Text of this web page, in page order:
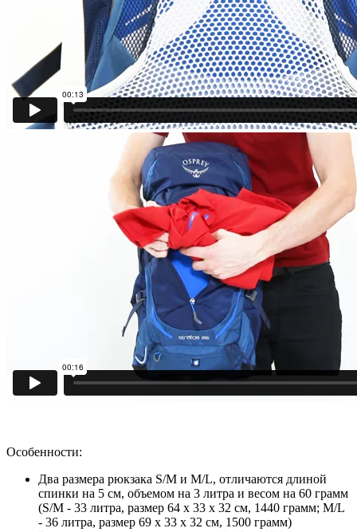
Особенности:
Два размера рюкзака S/M и M/L, отличаются длиной
спинки на 5 см, объемом на 3 литра и весом на 60 грамм
(S/M - 33 литра, размер 64 х 33 х 32 см, 1440 грамм; M/L
- 36 литра, размер 69 х 33 х 32 см, 1500 грамм)